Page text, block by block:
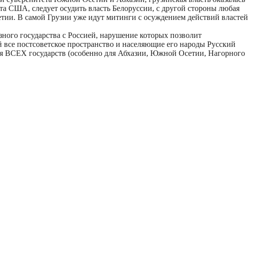
следует осудить власть Белоруссии, с другой стороны любая
В самой Грузии уже идут митинги с осуждением действий властей
государства с Россией, нарушение которых позволит
постсоветское пространство и населяющие его народы Русский
ВСЕХ государств (особенно для Абхазии, Южной Осетии, Нагорного